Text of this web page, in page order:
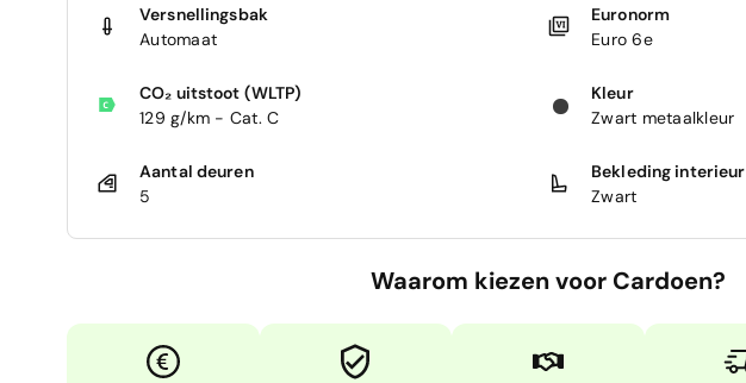
Versnellingsbak
Automaat
Euronorm
Euro 6e
CO₂ uitstoot (WLTP)
129 g/km - Cat. C
Kleur
Zwart metaalkleur
Aantal deuren
5
Bekleding interieur
Zwart
Waarom kiezen voor Cardoen?